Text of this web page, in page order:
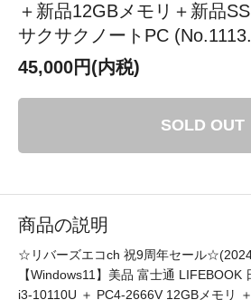
＋新品12GBメモリ＋新品
サクサクノートPC
45,000円(内税)
SOLD OUT
商品の説明
☆リバーズエコch 祝9周年セール
【Windows11】美品 富士通 LIFEBOOK
i3-10110U ＋ PC4-2666V 12GBメモリ